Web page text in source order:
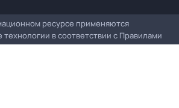
ресурсе применяются
в соответствии с Правилами